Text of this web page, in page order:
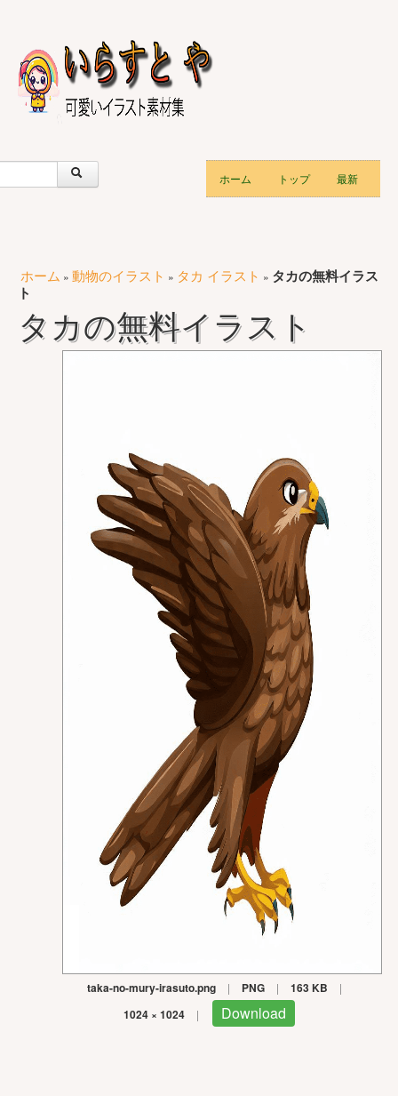
ホーム トップ 最新
ホーム » 動物のイラスト » タカ イラスト » タカの無料イラス
ト
タカの無料イラスト
taka-no-mury-irasuto.png | PNG | 163 KB |
1024 × 1024 | Download